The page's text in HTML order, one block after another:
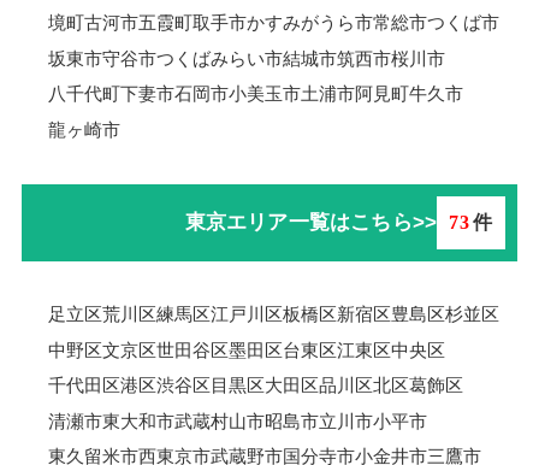
境町古河市五霞町取手市かすみがうら市常総市つくば市
坂東市守谷市つくばみらい市結城市筑西市桜川市
八千代町下妻市石岡市小美玉市土浦市阿見町牛久市
龍ヶ崎市
東京エリア一覧はこちら>> 73件
足立区荒川区練馬区江戸川区板橋区新宿区豊島区杉並区
中野区文京区世田谷区墨田区台東区江東区中央区
千代田区港区渋谷区 目黒区大田区品川区北区葛飾区
清瀬市東大和市武蔵村山市昭島市立川市小平市
東久留米市西東京市武蔵野市国分寺市小金井市三鷹市